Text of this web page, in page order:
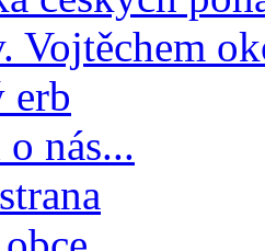
Vojtěchem
erb
nás...